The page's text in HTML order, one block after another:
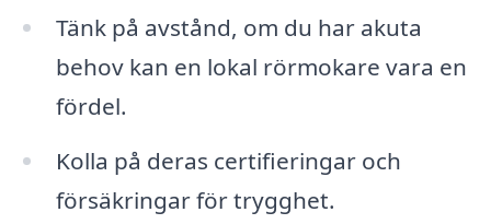
Tänk på avstånd, om du har akuta
behov kan en lokal rörmokare vara en
fördel.
Kolla på deras certifieringar och
försäkringar för trygghet.